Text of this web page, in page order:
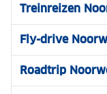
Treinreizen
Fly-drive
Roadtrip